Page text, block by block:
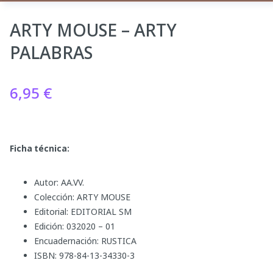
ARTY MOUSE – ARTY
PALABRAS
6,95 €
Ficha técnica:
Autor: AA.VV.
Colección: ARTY MOUSE
Editorial: EDITORIAL SM
Edición: 032020 – 01
Encuadernación: RUSTICA
ISBN: 978-84-13-34330-3